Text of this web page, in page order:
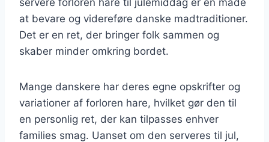
at bevare og videreføre danske madtraditioner.
Det er en ret, der bringer folk sammen og
skaber minder omkring bordet.
Mange danskere har deres egne opskrifter og
variationer af forloren hare, hvilket gør den til
en personlig ret, der kan tilpasses enhver
families smag. Uanset om den serveres til jul,